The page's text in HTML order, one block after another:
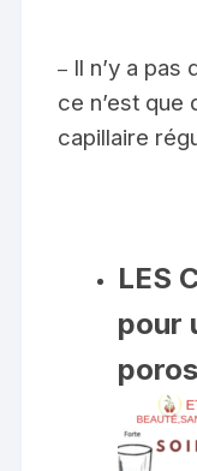
– Il n’y a
ce n’est que
capillaire
LES
pour